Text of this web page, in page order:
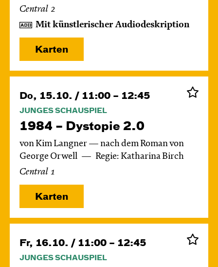
Central 2
Mit künstlerischer Audiodeskription
Karten
Do, 15.10. / 11:00 – 12:45
JUNGES SCHAUSPIEL
1984 – Dystopie 2.0
von Kim Langner — nach dem Roman von
George Orwell
Regie: Katharina Birch
Central 1
Karten
Fr, 16.10. / 11:00 – 12:45
JUNGES SCHAUSPIEL